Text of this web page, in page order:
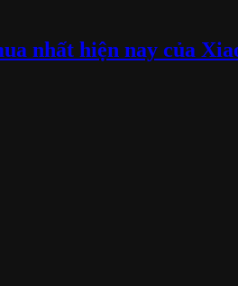
nhất hiện nay của